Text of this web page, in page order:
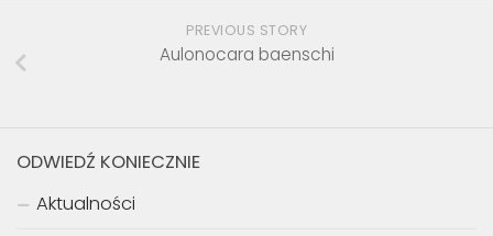
PREVIOUS STORY
Aulonocara baenschi
ODWIEDŹ KONIECZNIE
Aktualności